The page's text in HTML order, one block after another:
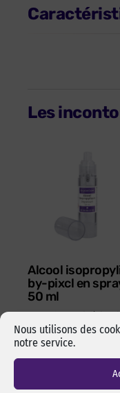
Nous utilisons des
notre service.
Les
Alcool
by-pixcl en
50 ml
isopropylique de
pixcl, idéal pour
les surfaces avant
l’assemblage pas